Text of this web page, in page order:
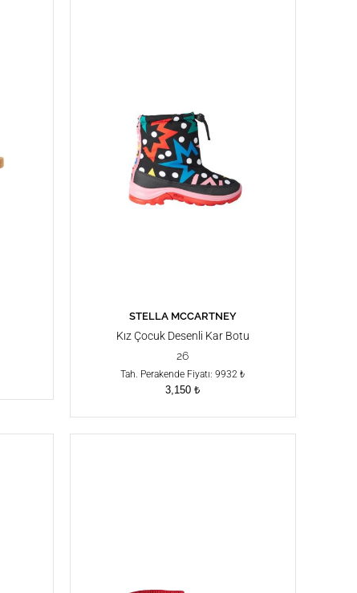
SEPETE EKLE
STELLA MCCARTNEY
Kız Çocuk Desenli Kar Botu
26
Tah. Perakende Fiyatı: 9932 ₺
3,150₺